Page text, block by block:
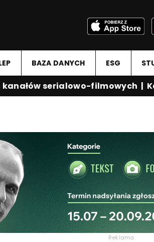
BAZA DANYCH ESG
serialowo-filmowych|
Reklama